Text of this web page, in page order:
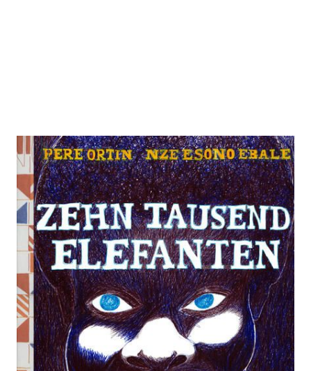
Zehntausend Elefanten
Zur Wunschliste hinzufügen
VonOrtin Pere,Ebalé Nzé Esono
Verlag: bahoe books 01.10.2023
Buch 144 Seiten
Hardcover
ISBN: 978-3-
90347812-1